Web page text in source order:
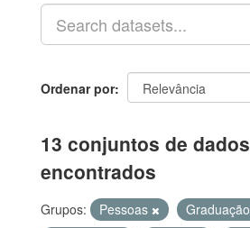
Ordenar por
13 conjuntos de dados
encontrados
Grupos: Pessoas Graduação